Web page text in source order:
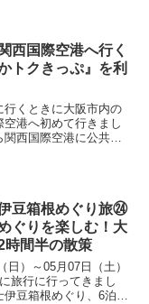
西国際空港へ行く
トクきっぷ』を利
行くときに大阪市内の
空港へ初めて行きまし
西国際空港に公共交
豆箱根めぐり旅㉔
ぐりを楽しむ！大
時間半の散策
日）～05月07日（土）
旅行に行ってきまし
伊豆箱根めぐり、6泊7